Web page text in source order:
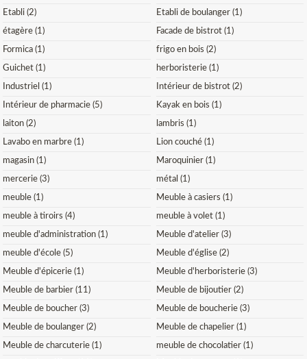
Etabli (2) Etabli de boulanger (1)
étagère (1) Facade de bistrot (1)
Formica (1) frigo en bois (2)
Guichet (1) herboristerie (1)
Industriel (1) Intérieur de bistrot (2)
Intérieur de pharmacie (5) Kayak en bois (1)
laiton (2) lambris (1)
Lavabo en marbre (1) Lion couché (1)
magasin (1) Maroquinier (1)
mercerie (3) métal (1)
meuble (1) Meuble à casiers (1)
meuble à tiroirs (4) meuble à volet (1)
meuble d'administration (1) Meuble d'atelier (3)
meuble d'école (5) Meuble d'église (2)
Meuble d'épicerie (1) Meuble d'herboristerie (3)
Meuble de barbier (11) Meuble de bijoutier (2)
Meuble de boucher (3) Meuble de boucherie (3)
Meuble de boulanger (2) Meuble de chapelier (1)
Meuble de charcuterie (1) meuble de chocolatier (1)